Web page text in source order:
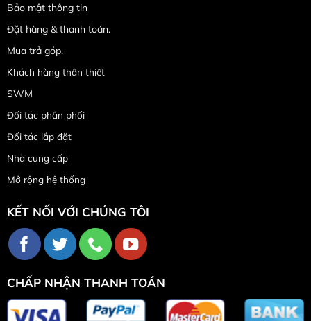
Bảo mật thông tin
Đặt hàng & thanh toán.
Mua trả góp.
Khách hàng thân thiết
SWM
Đối tác phân phối
Đối tác lắp đặt
Nhà cung cấp
Mở rộng hệ thống
KẾT NỐI VỚI CHÚNG TÔI
CHẤP NHẬN THANH TOÁN